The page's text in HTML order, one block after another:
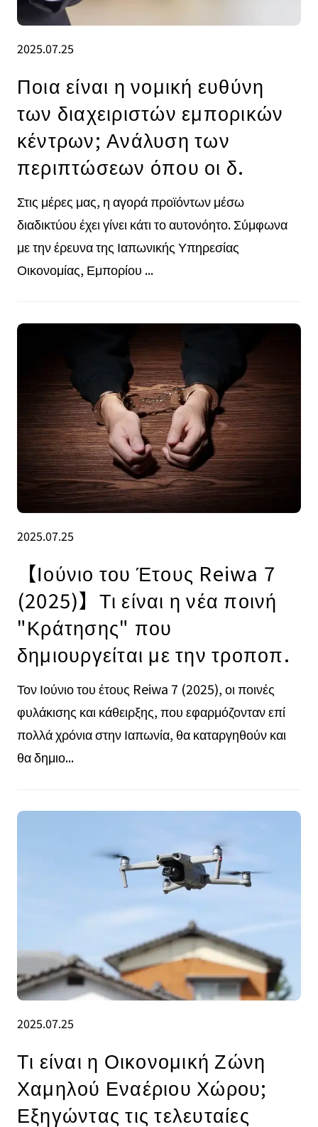
2025.07.25
Ποια είναι η νομική ευθύνη
των διαχειριστών εμπορικών
κέντρων; Ανάλυση των
περιπτώσεων όπου οι δ.
Στις μέρες μας, η αγορά προϊόντων μέσω
διαδικτύου έχει γίνει κάτι το αυτονόητο. Σύμφωνα
με την έρευνα της Ιαπωνικής Υπηρεσίας
Οικονομίας, Εμπορίου ...
2025.07.25
【Ιούνιο του Έτους Reiwa 7
(2025)】Τι είναι η νέα ποινή
"Κράτησης" που
δημιουργείται με την τροποπ.
Τον Ιούνιο του έτους Reiwa 7 (2025), οι ποινές
φυλάκισης και κάθειρξης, που εφαρμόζονταν επί
πολλά χρόνια στην Ιαπωνία, θα καταργηθούν και
θα δημιο...
2025.07.25
Τι είναι η Οικονομική Ζώνη
Χαμηλού Εναέριου Χώρου;
Εξηγώντας τις τελευταίες